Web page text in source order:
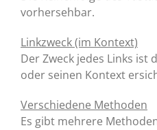
vorhersehbar.
Linkzweck (im Kontext)
Der Zweck jedes Links ist
oder seinen Kontext
Verschiedene Methoden
Es gibt mehrere